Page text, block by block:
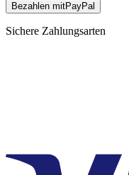
Bezahlen mitPayPal
Sichere Zahlungsarten